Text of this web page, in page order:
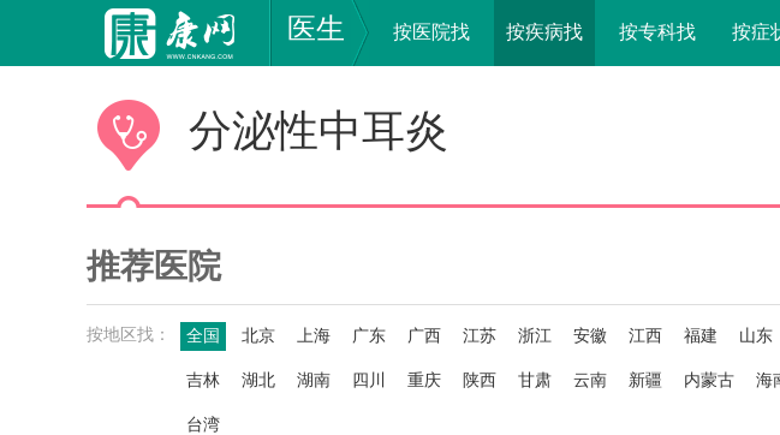
医生 按医院找 按疾病找 按专科找 按症
分泌性中耳炎
推荐医院
按地区找： 全国 北京 上海 广东 广西 江苏 浙江 安徽 江西 福建 山东
吉林 湖北 湖南 四川 重庆 陕西 甘肃 云南 新疆 内蒙古 海
台湾